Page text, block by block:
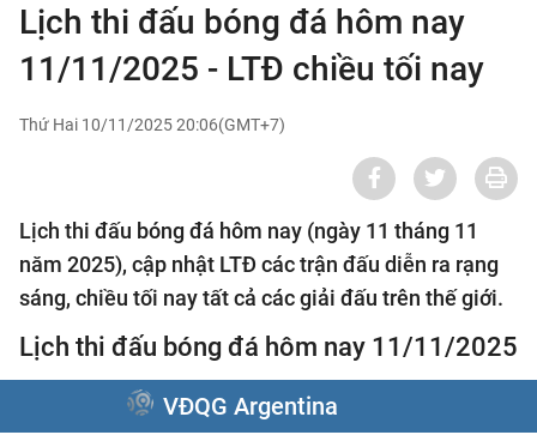
Lịch thi đấu bóng đá hôm nay
11/11/2025 - LTĐ chiều tối nay
Thứ Hai 10/11/2025 20:06(GMT+7)
Lịch thi đấu bóng đá hôm nay (ngày 11 tháng 11
năm 2025), cập nhật LTĐ các trận đấu diễn ra rạng
sáng, chiều tối nay tất cả các giải đấu trên thế giới.
Lịch thi đấu bóng đá hôm nay 11/11/2025
VĐQG Argentina